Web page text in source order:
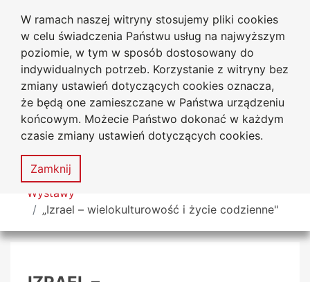
W ramach naszej witryny stosujemy pliki cookies
w celu świadczenia Państwu usług na najwyższym
poziomie, w tym w sposób dostosowany do
indywidualnych potrzeb. Korzystanie z witryny bez
zmiany ustawień dotyczących cookies oznacza,
że będą one zamieszczane w Państwa urządzeniu
końcowym. Możecie Państwo dokonać w każdym
czasie zmiany ustawień dotyczących cookies.
Zamknij
Przejdź do głównego menu
Przejdź do treści
Przejdź do wyszukiwarki
Przejdź do mapy serwisu
Biblioteka Uniwersytecka
Uniwersytetu Jana Długosza
w Częstochowie
Deklaracja
dostępności
Mapa
serwisu
MENU
Tutaj jesteś
Wystawy
„Izrael – wielokulturowość i życie codzienne"